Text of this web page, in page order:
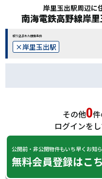
岸里玉出駅周辺に
南海電鉄高野線岸
絞り込まれた検索条件
岸里玉出駅
その他0
ログインを
公開前・非公開物件もいち早くお知
無料会員登録はこ